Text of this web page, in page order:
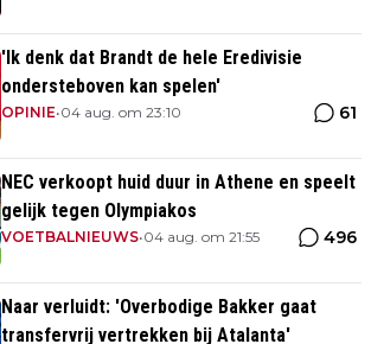
'Ik denk dat Brandt de hele Eredivisie
ondersteboven kan spelen'
OPINIE•04 aug. om 23:10 61
NEC verkoopt huid duur in Athene en speelt
gelijk tegen Olympiakos
VOETBALNIEUWS•04 aug. om 21:55 496
Naar verluidt: 'Overbodige Bakker gaat
transfervrij vertrekken bij Atalanta'